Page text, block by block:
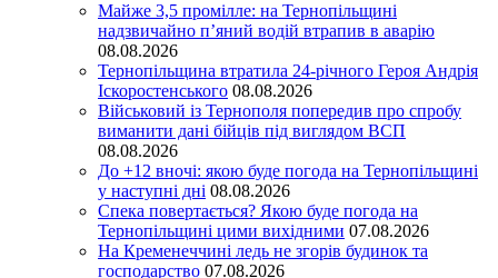
Майже 3,5 промілле: на Тернопільщині
надзвичайно п’яний водій втрапив в аварію
08.08.2026
Тернопільщина втратила 24-річного Героя Андрія
Іскоростенського 08.08.2026
Військовий із Тернополя попередив про спробу
виманити дані бійців під виглядом ВСП
08.08.2026
До +12 вночі: якою буде погода на Тернопільщині
у наступні дні 08.08.2026
Спека повертається? Якою буде погода на
Тернопільщині цими вихідними 07.08.2026
На Кременеччині ледь не згорів будинок та
господарство 07.08.2026